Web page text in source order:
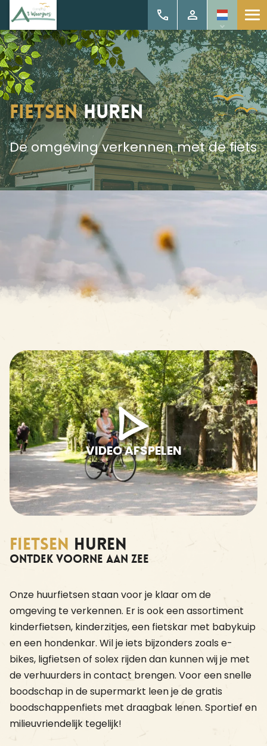
Fietsenhuren
De omgeving verkennen met de fiets
VIDEO AFSPELEN
Fietsen huren
Ontdek Voorne aan Zee
Onze huurfietsen staan voor je klaar om de
omgeving te verkennen. Er is ook een assortiment
kinderfietsen, kinderzitjes, een fietskar met babykuip
en een hondenkar. Wil je iets bijzonders zoals e-
bikes, ligfietsen of solex rijden dan kunnen wij je met
de verhuurders in contact brengen. Voor een snelle
boodschap in de supermarkt leen je de gratis
boodschappenfiets met draagbak lenen. Sportief en
milieuvriendelijk tegelijk!